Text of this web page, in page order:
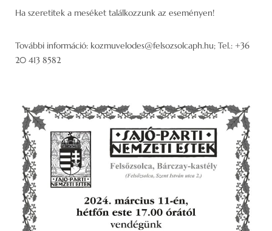
Ha szeretitek a meséket találkozzunk az eseményen!
További információ: kozmuvelodes@felsozsolcaph.hu; Tel.: +36
20 413 8582